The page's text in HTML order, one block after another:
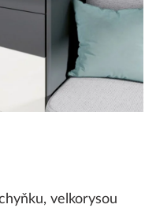
velkorysou